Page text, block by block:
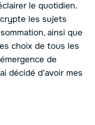
le quotidien.
les sujets
ainsi que
choix de tous les
de
décidé d'avoir mes